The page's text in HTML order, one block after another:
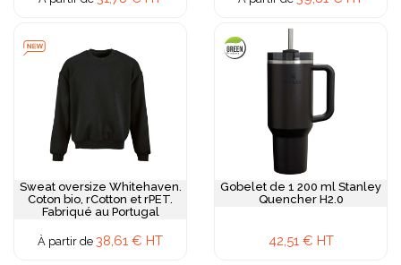
Sweat oversize Whitehaven.
Coton bio, rCotton et rPET.
Fabriqué au Portugal
À partir de 38,61 € HT
Gobelet de 1 200 ml Stanley
Quencher H2.0
42,51 € HT